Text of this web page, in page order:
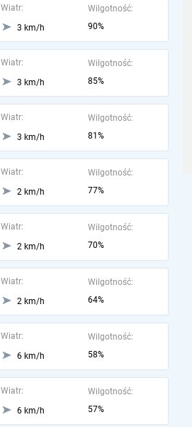
Wiatr:
3 km/h
Wilgotność:
90%
Wiatr:
3 km/h
Wilgotność:
85%
Wiatr:
3 km/h
Wilgotność:
81%
Wiatr:
2 km/h
Wilgotność:
77%
Wiatr:
2 km/h
Wilgotność:
70%
Wiatr:
2 km/h
Wilgotność:
64%
Wiatr:
6 km/h
Wilgotność:
58%
Wiatr:
6 km/h
Wilgotność:
57%